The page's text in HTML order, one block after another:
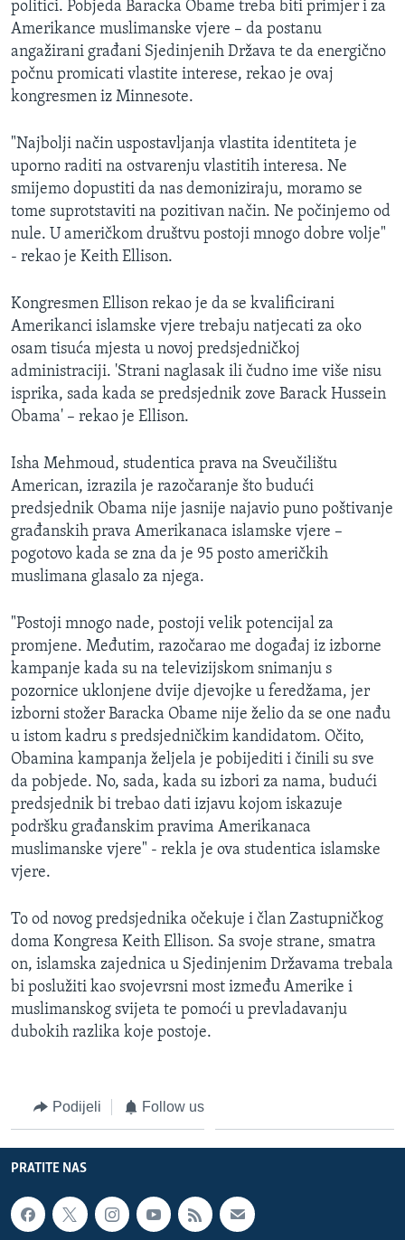
politici. Pobjeda Baracka Obame treba biti primjer i za
Amerikance muslimanske vjere – da postanu
angažirani građani Sjedinjenih Država te da energično
počnu promicati vlastite interese, rekao je ovaj
kongresmen iz Minnesote.
"Najbolji način uspostavljanja vlastita identiteta je
uporno raditi na ostvarenju vlastitih interesa. Ne
smijemo dopustiti da nas demoniziraju, moramo se
tome suprotstaviti na pozitivan način. Ne počinjemo od
nule. U američkom društvu postoji mnogo dobre volje"
- rekao je Keith Ellison.
Kongresmen Ellison rekao je da se kvalificirani
Amerikanci islamske vjere trebaju natjecati za oko
osam tisuća mjesta u novoj predsjedničkoj
administraciji. 'Strani naglasak ili čudno ime više nisu
isprika, sada kada se predsjednik zove Barack Hussein
Obama' – rekao je Ellison.
Isha Mehmoud, studentica prava na Sveučilištu
American, izrazila je razočaranje što budući
predsjednik Obama nije jasnije najavio puno poštivanje
građanskih prava Amerikanaca islamske vjere –
pogotovo kada se zna da je 95 posto američkih
muslimana glasalo za njega.
"Postoji mnogo nade, postoji velik potencijal za
promjene. Međutim, razočarao me događaj iz izborne
kampanje kada su na televizijskom snimanju s
pozornice uklonjene dvije djevojke u feredžama, jer
izborni stožer Baracka Obame nije želio da se one nađu
u istom kadru s predsjedničkim kandidatom. Očito,
Obamina kampanja željela je pobijediti i činili su sve
da pobjede. No, sada, kada su izbori za nama, budući
predsjednik bi trebao dati izjavu kojom iskazuje
podršku građanskim pravima Amerikanaca
muslimanske vjere" - rekla je ova studentica islamske
vjere.
To od novog predsjednika očekuje i član Zastupničkog
doma Kongresa Keith Ellison. Sa svoje strane, smatra
on, islamska zajednica u Sjedinjenim Državama trebala
bi poslužiti kao svojevrsni most između Amerike i
muslimanskog svijeta te pomoći u prevladavanju
dubokih razlika koje postoje.
Podijeli Follow us
PRATITE NAS